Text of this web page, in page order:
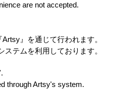
are not accepted.
』を通じて行われます。
テムを利用しております。
through Artsy's system.